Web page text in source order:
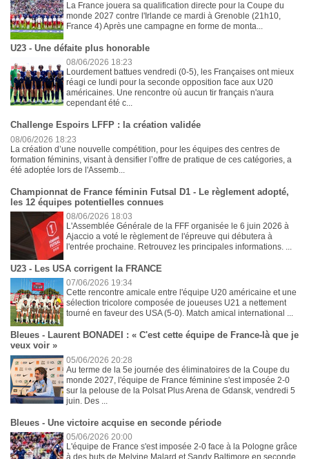
La France jouera sa qualification directe pour la Coupe du
monde 2027 contre l'Irlande ce mardi à Grenoble (21h10,
France 4) Après une campagne en forme de monta...
U23 - Une défaite plus honorable
08/06/2026 18:23
Lourdement battues vendredi (0-5), les Françaises ont mieux
réagi ce lundi pour la seconde opposition face aux U20
américaines. Une rencontre où aucun tir français n'aura
cependant été c...
Challenge Espoirs LFFP : la création validée
08/06/2026 18:23
La création d’une nouvelle compétition, pour les équipes des centres de
formation féminins, visant à densifier l’offre de pratique de ces catégories, a
été adoptée lors de l'Assemb...
Championnat de France féminin Futsal D1 - Le règlement adopté,
les 12 équipes potentielles connues
08/06/2026 18:03
L'Assemblée Générale de la FFF organisée le 6 juin 2026 à
Ajaccio a voté le règlement de l'épreuve qui débutera à
l'entrée prochaine. Retrouvez les principales informations. ...
U23 - Les USA corrigent la FRANCE
07/06/2026 19:34
Cette rencontre amicale entre l'équipe U20 américaine et une
sélection tricolore composée de joueuses U21 a nettement
tourné en faveur des USA (5-0). Match amical international ...
Bleues - Laurent BONADEI : « C'est cette équipe de France-là que je
veux voir »
05/06/2026 20:28
Au terme de la 5e journée des éliminatoires de la Coupe du
monde 2027, l'équipe de France féminine s'est imposée 2-0
sur la pelouse de la Polsat Plus Arena de Gdansk, vendredi 5
juin. Des ...
Bleues - Une victoire acquise en seconde période
05/06/2026 20:00
L'équipe de France s'est imposée 2-0 face à la Pologne grâce